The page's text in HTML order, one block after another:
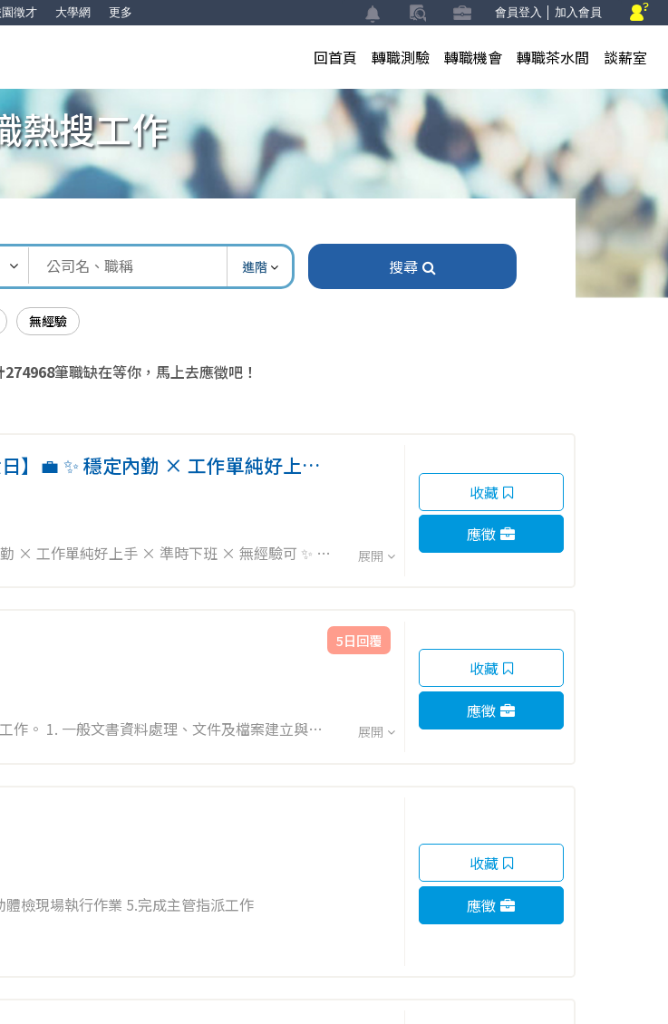
會員登入 加入會員
徵才 大學網 更多
回首頁 轉職測驗 轉職機會 轉職茶水間 談薪室
熱搜工作
進階 搜尋
無經驗
274968筆職缺在等你，馬上去應徵吧！
】💼 ✨ 穩定內勤 × 工作單純好上手
× 工作單純好上手 × 準時下班 × 無經驗可 ✨ 這
展開
收藏
應徵
立與管
展開
5日回覆
收藏
應徵
檢現場執行作業 5.完成主管指派工作
收藏
應徵